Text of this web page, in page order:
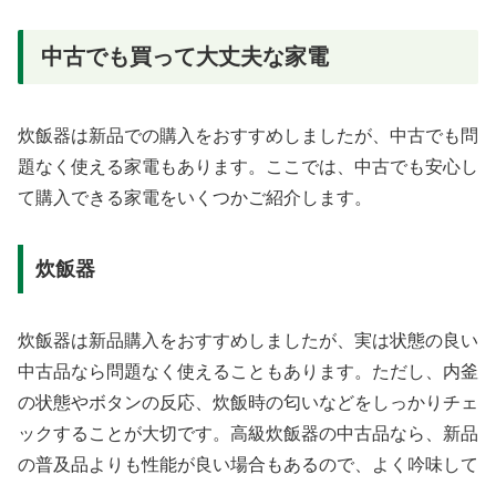
中古でも買って大丈夫な家電
炊飯器は新品での購入をおすすめしましたが、中古でも問
題なく使える家電もあります。ここでは、中古でも安心し
て購入できる家電をいくつかご紹介します。
炊飯器
炊飯器は新品購入をおすすめしましたが、実は状態の良い
中古品なら問題なく使えることもあります。ただし、内釜
の状態やボタンの反応、炊飯時の匂いなどをしっかりチェ
ックすることが大切です。高級炊飯器の中古品なら、新品
の普及品よりも性能が良い場合もあるので、よく吟味して